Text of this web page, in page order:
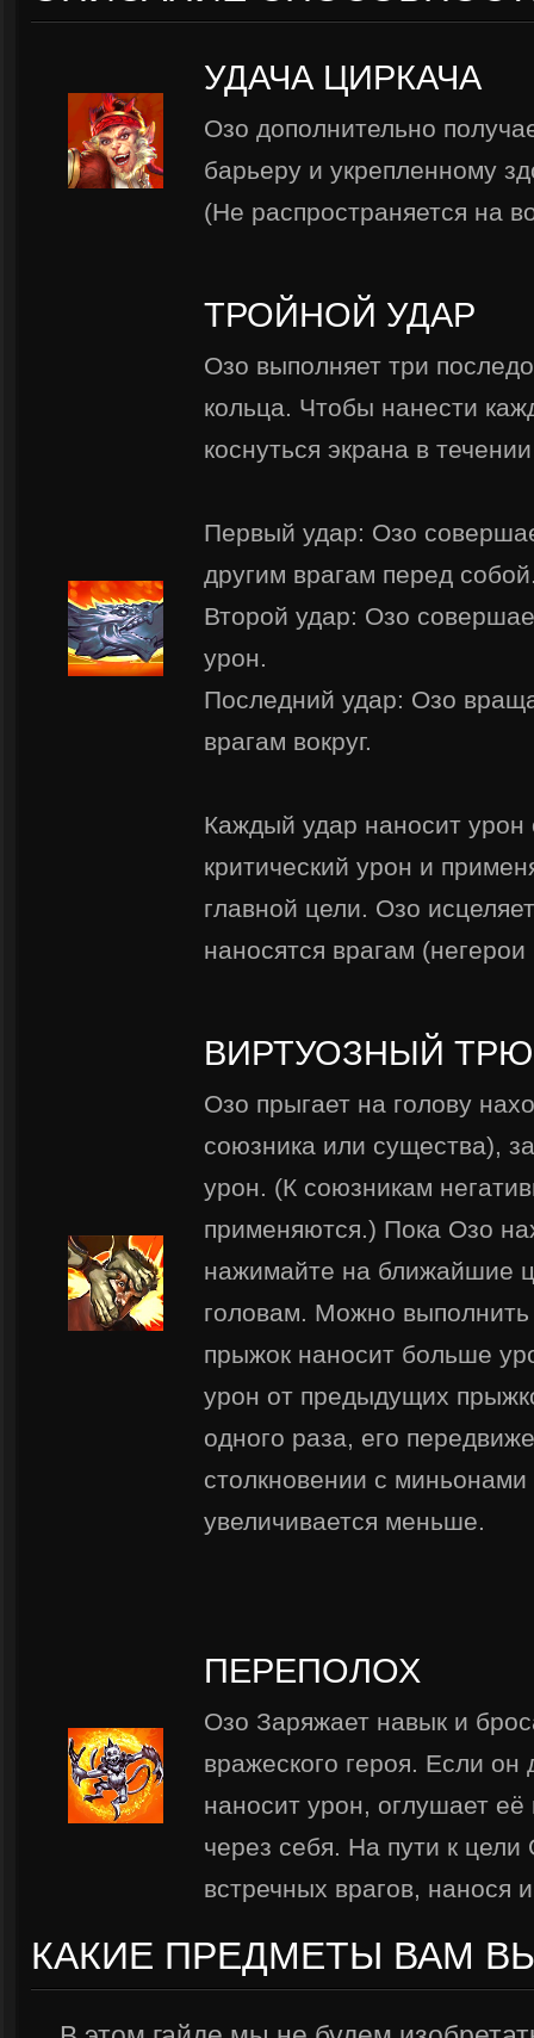
УДАЧА ЦИРКАЧА
Озо дополнительно
барьеру и укрепленному
(Не распространяется на
ТРОЙНОЙ УДАР
Озо выполняет три
кольца. Чтобы нанести
коснуться экрана в
Первый удар: Озо
другим врагам перед
Второй удар: Озо
урон.
Последний удар: Озо
врагам вокруг.
Каждый удар наносит
критический урон и
главной цели. Озо
наносятся врагам
ВИРТУОЗНЫЙ
Озо прыгает на голову
союзника или существа),
урон. (К союзникам
применяются.) Пока Озо
нажимайте на ближайшие
головам. Можно
прыжок наносит больше
урон от предыдущих
одного раза, его
столкновении с миньонами
увеличивается меньше.
ПЕРЕПОЛОХ
Озо Заряжает навык и
вражеского героя. Если он
наносит урон, оглушает
через себя. На пути к
встречных врагов,
КАКИЕ ПРЕДМЕТЫ ВАМ